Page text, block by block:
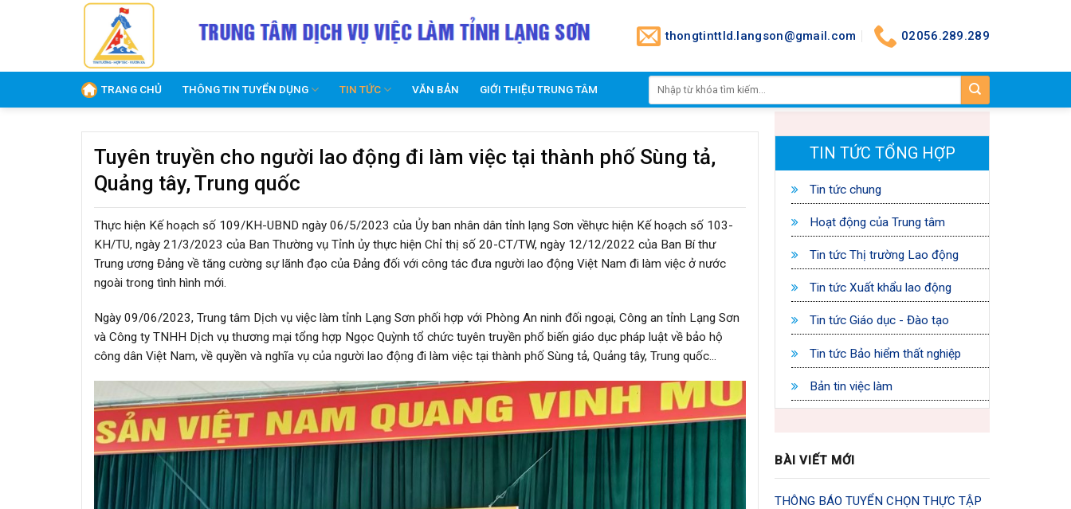
thongtinttld.langson@gmail.com 02056.289.289
TRANG CHỦ THÔNG TIN TUYỂN DỤNG TIN TỨC VĂN BẢN GIỚI THIỆU TRUNG TÂM
Tuyên truyền cho người lao động đi làm việc tại thành phố Sùng tả,
Quảng tây, Trung quốc
Thực hiện Kế hoạch số 109/KH-UBND ngày 06/5/2023 của Ủy ban nhân dân tỉnh lạng Sơn vềhực hiện Kế hoạch số 103-
KH/TU, ngày 21/3/2023 của Ban Thường vụ Tỉnh ủy thực hiện Chỉ thị số 20-CT/TW, ngày 12/12/2022 của Ban Bí thư
Trung ương Đảng về tăng cường sự lãnh đạo của Đảng đối với công tác đưa người lao động Việt Nam đi làm việc ở nước
ngoài trong tình hình mới.
Ngày 09/06/2023, Trung tâm Dịch vụ việc làm tỉnh Lạng Sơn phối hợp với Phòng An ninh đối ngoại, Công an tỉnh Lạng Sơn
và Công ty TNHH Dịch vụ thương mại tổng hợp Ngọc Quỳnh tổ chức tuyên truyền phổ biến giáo dục pháp luật về bảo hộ
công dân Việt Nam, về quyền và nghĩa vụ của người lao động đi làm việc tại thành phố Sùng tả, Quảng tây, Trung quốc…
TIN TỨC TỔNG HỢP
Tin tức chung
Hoạt động của Trung tâm
Tin tức Thị trường Lao động
Tin tức Xuất khẩu lao động
Tin tức Giáo dục - Đào tạo
Tin tức Bảo hiểm thất nghiệp
Bản tin việc làm
BÀI VIẾT MỚI
THÔNG BÁO TUYỂN CHỌN THỰC TẬP